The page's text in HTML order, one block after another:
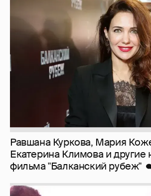
Равшана Куркова, Мария
Екатерина Климова и другие
фильма "Балканский рубеж"